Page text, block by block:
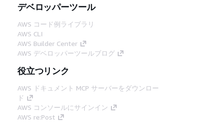
デベロッパーツール
AWS コード例ライブラリ
AWS CLI
AWS Builder Center
AWS デベロッパーツールブログ
役立つリンク
AWS ドキュメント MCP サーバーをダウンロー
ド
AWS コンソールにサインイン
AWS re:Post